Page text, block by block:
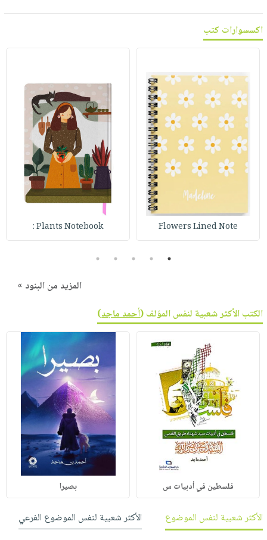
اكسسوارات كتب
Flowers Lined Note
Plants Notebook :
1
2
3
4
5
المزيد من البنود »
الكتب الأكثر شعبية لنفس المؤلف (أحمد ماجد)
فلسطين في أدبيات س بصيرا‎
الأكثر شعبية لنفس الموضوع الأكثر شعبية لنفس الموضوع الفرعي